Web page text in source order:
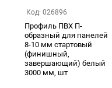
Код: 026896
Профиль ПВХ П-
образный для панелей
8-10 мм стартовый
(финишный,
завершающий) белый
3000 мм, шт